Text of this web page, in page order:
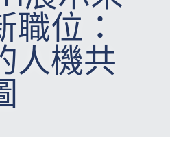
職位：
人機共